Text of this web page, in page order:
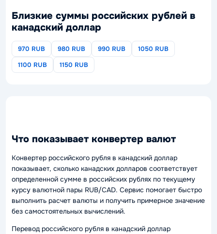
Близкие суммы российских рублей в
канадский доллар
970 RUB 980 RUB 990 RUB
1050 RUB
1100 RUB
1150 RUB
Что показывает конвертер валют
Конвертер российского рубля в канадский доллар
показывает, сколько канадских долларов соответствует
определенной сумме в российских рублях по текущему
курсу валютной пары RUB/CAD. Сервис помогает быстро
выполнить расчет валюты и получить примерное значение
без самостоятельных вычислений.
Перевод российского рубля в канадский доллар